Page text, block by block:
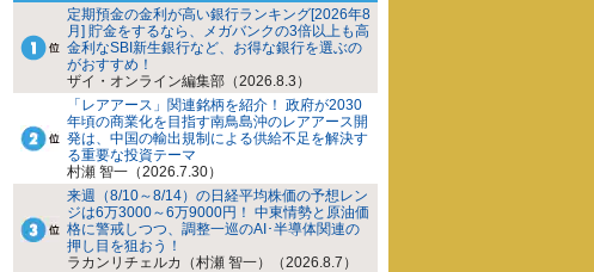
定期預金の金利が高い銀行ランキング[2026年8
月] 貯金をするなら、メガバンクの3倍以上も高
金利なSBI新生銀行など、お得な銀行を選ぶの
がおすすめ！
ザイ・オンライン編集部（2026.8.3）
「レアアース」関連銘柄を紹介！ 政府が2030
年頃の商業化を目指す南鳥島沖のレアアース開
発は、中国の輸出規制による供給不足を解決す
る重要な投資テーマ
村瀬 智一（2026.7.30）
来週（8/10～8/14）の日経平均株価の予想レン
ジは6万3000～6万9000円！ 中東情勢と原油価
格に警戒しつつ、調整一巡のAI･半導体関連の
押し目を狙おう！
ラカンリチェルカ（村瀬 智一）（2026.8.7）